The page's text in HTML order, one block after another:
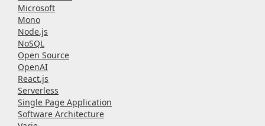
Microsoft
Mono
Node.js
NoSQL
Open Source
OpenAI
React.js
Serverless
Single Page Application
Software Architecture